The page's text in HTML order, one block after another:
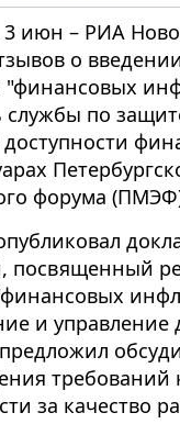
3 июн – РИА
о
"финансовых
службы по
форума
посвященный
и
за качество